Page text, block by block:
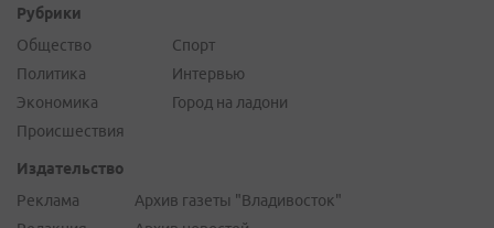
Рубрики
Общество
Политика
Экономика
Происшествия
Спорт
Интервью
Город на ладони
Издательство
Реклама
Архив газеты "Владивосток"